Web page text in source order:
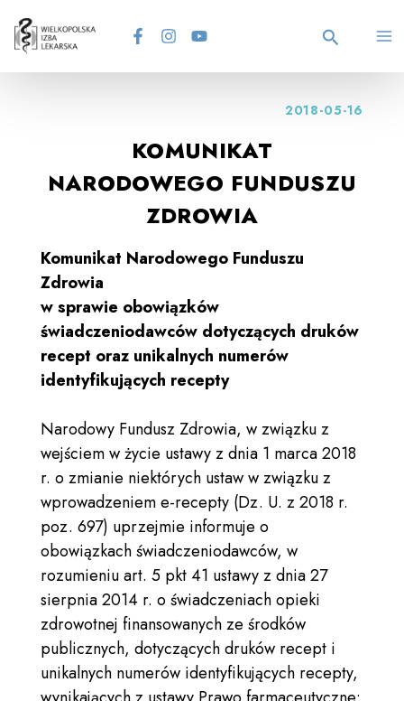
content Search
2018-05-16
KOMUNIKAT
NARODOWEGO FUNDUSZU
ZDROWIA
Komunikat Narodowego Funduszu
Zdrowia
w sprawie obowiązków
świadczeniodawców dotyczących druków
recept oraz unikalnych numerów
identyfikujących recepty
Narodowy Fundusz Zdrowia, w związku z
wejściem w życie ustawy z dnia 1 marca 2018
r. o zmianie niektórych ustaw w związku z
wprowadzeniem e-recepty (Dz. U. z 2018 r.
poz. 697) uprzejmie informuje o
obowiązkach świadczeniodawców, w
rozumieniu art. 5 pkt 41 ustawy z dnia 27
sierpnia 2014 r. o świadczeniach opieki
zdrowotnej finansowanych ze środków
publicznych, dotyczących druków recept i
unikalnych numerów identyfikujących recepty,